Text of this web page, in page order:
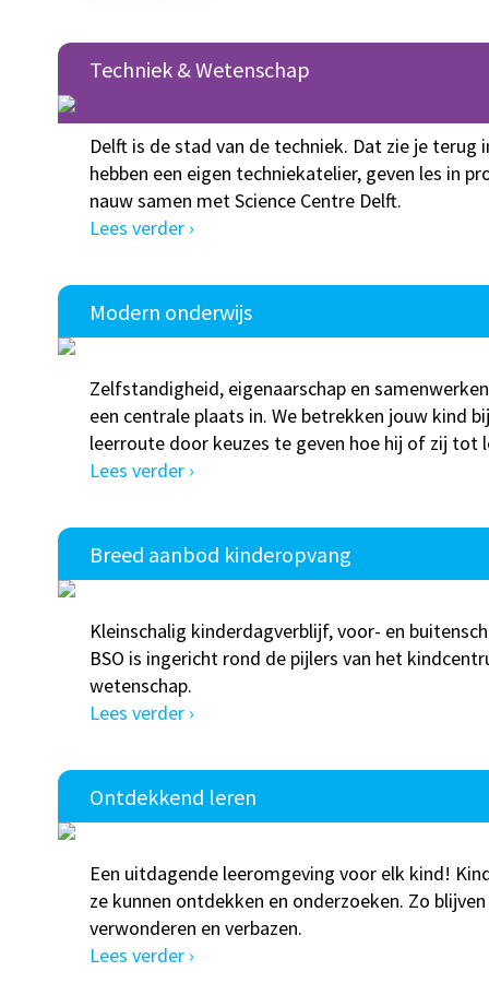
Techniek & Wetenschap
Delft is de stad van de techniek. Dat zie je terug
hebben een eigen techniekatelier, geven les in
nauw samen met Science Centre Delft.
Lees verder ›
Modern onderwijs
Zelfstandigheid, eigenaarschap en
een centrale plaats in. We betrekken jouw kind
leerroute door keuzes te geven hoe hij of zij tot
Lees verder ›
Breed aanbod kinderopvang
Kleinschalig kinderdagverblijf, voor- en
BSO is ingericht rond de pijlers van het
wetenschap.
Lees verder ›
Ontdekkend leren
Een uitdagende leeromgeving voor elk kind!
ze kunnen ontdekken en onderzoeken. Zo
verwonderen en verbazen.
Lees verder ›